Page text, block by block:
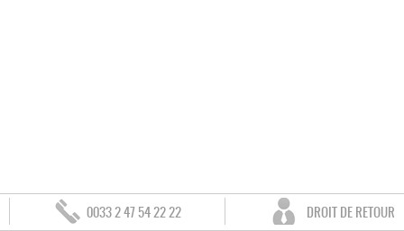
0033 2 47 54 22 22 DROIT DE RETOUR